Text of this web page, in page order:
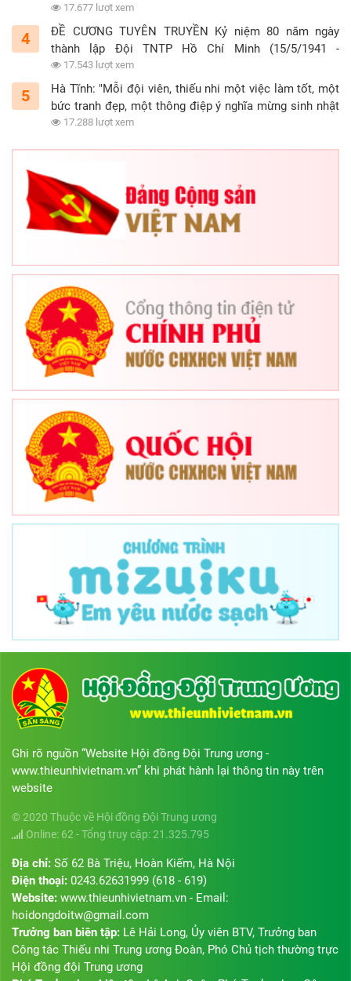
tình nguyện”
17.677 lượt xem
4
ĐỀ CƯƠNG TUYÊN TRUYỀN Kỷ niệm 80 năm ngày
thành lập Đội TNTP Hồ Chí Minh (15/5/1941 -
15/5/2021)
17.543 lượt xem
5
Hà Tĩnh: "Mỗi đội viên, thiếu nhi một việc làm tốt, một
bức tranh đẹp, một thông điệp ý nghĩa mừng sinh nhật
Đội"17.288 lượt xem
Ghi rõ nguồn “Website Hội đồng Đội Trung ương -
www.thieunhivietnam.vn” khi phát hành lại thông tin này trên
website
© 2020 Thuộc về Hội đồng Đội Trung ương
Online: 62 - Tổng truy cập: 21.325.795
Địa chỉ: Số 62 Bà Triệu, Hoàn Kiếm, Hà Nội
Điện thoại: 0243.62631999 (618 - 619)
Website: www.thieunhivietnam.vn - Email:
hoidongdoitw@gmail.com
Trưởng ban biên tập: Lê Hải Long, Ủy viên BTV, Trưởng ban
Công tác Thiếu nhi Trung ương Đoàn, Phó Chủ tịch thường trực
Hội đồng đội Trung ương